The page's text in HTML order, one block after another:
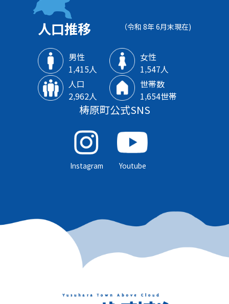
人口推移 （令和 8年 6月末現在)
男性
1‚415人
女性
1‚547人
人口
2‚962人
世帯数
1‚654世帯
梼原町公式SNS
Instagram Youtube